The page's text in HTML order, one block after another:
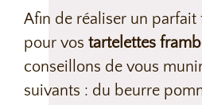
Afin de réaliser un
pour vos tartelettes
conseillons de vous
suivants : du beurre